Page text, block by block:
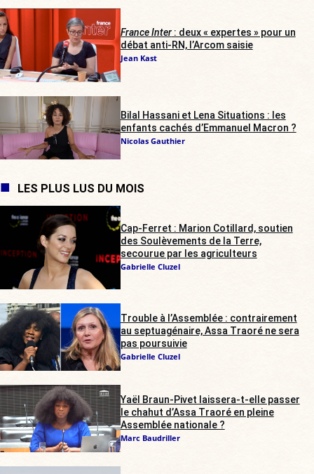
France Inter: deux « expertes » pour un
débat anti-RN, l’Arcom saisie
Jean Kast
Bilal Hassani et Lena Situations : les
enfants cachés d’Emmanuel Macron ?
Nicolas Gauthier
LES PLUS LUS DU MOIS
Cap-Ferret : Marion Cotillard, soutien
des Soulèvements de la Terre,
secourue par les agriculteurs
Gabrielle Cluzel
Trouble à l’Assemblée : contrairement
au septuagénaire, Assa Traoré ne sera
pas poursuivie
Gabrielle Cluzel
Yaël Braun-Pivet laissera-t-elle passer
le chahut d’Assa Traoré en pleine
Assemblée nationale ?
Marc Baudriller